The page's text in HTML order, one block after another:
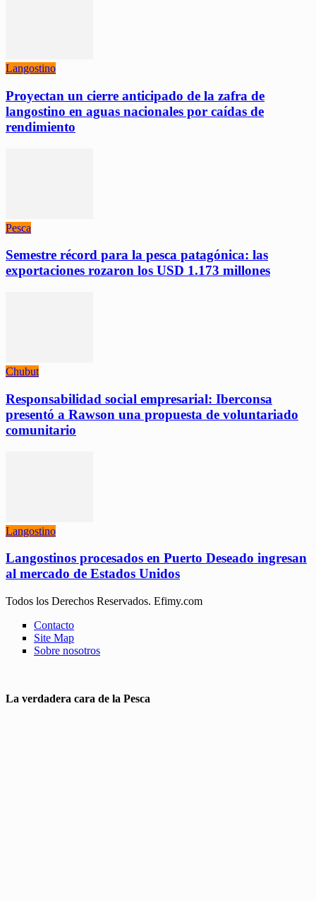
Langostino
Proyectan un cierre anticipado de la zafra de
langostino en aguas nacionales por caídas de
rendimiento
Pesca
Semestre récord para la pesca patagónica: las
exportaciones rozaron los USD 1.173 millones
Chubut
Responsabilidad social empresarial: Iberconsa
presentó a Rawson una propuesta de voluntariado
comunitario
Langostino
Langostinos procesados en Puerto Deseado ingresan
al mercado de Estados Unidos
Todos los Derechos Reservados. Efimy.com
Contacto
Site Map
Sobre nosotros
La verdadera cara de la Pesca